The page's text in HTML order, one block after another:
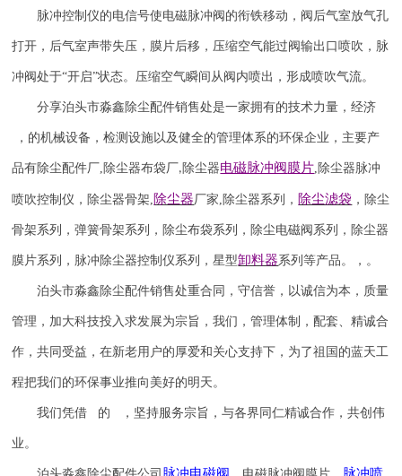
脉冲控制仪的电信号使电磁脉冲阀的衔铁移动，阀后气室放气孔
打开，后气室声带失压，膜片后移，压缩空气能过阀输出口喷吹，脉
冲阀处于“开启”状态。压缩空气瞬间从阀内喷出，形成喷吹气流。
分享泊头市淼鑫除尘配件销售处是一家拥有的技术力量，经济
，的机械设备，检测设施以及健全的管理体系的环保企业，主要产
品有除尘配件厂, 除尘器布袋厂, 除尘器电磁脉冲阀膜片, 除尘器脉冲
喷吹控制仪 ， 除尘器骨架,除尘器厂家, 除尘器系列， 除尘滤袋 ，除尘
骨架系列，弹簧骨架系列，除尘布袋系列，除尘电磁阀系列，除尘器
膜片系列，脉冲除尘器控制仪系列，星型卸料器系列等产品。，。
泊头市淼鑫除尘配件销售处重合同，守信誉，以诚信为本，质量
管理，加大科技投入求发展为宗旨，我们，管理体制，配套、精诚合
作，共同受益，在新老用户的厚爱和关心支持下，为了祖国的蓝天工
程把我们的环保事业推向美好的明天。
我们凭借 的 ，坚持服务宗旨，与各界同仁精诚合作，共创伟
业。